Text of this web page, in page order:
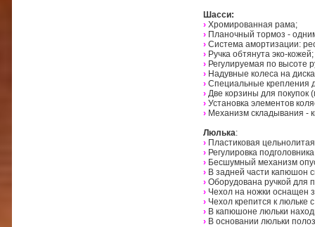
Шасси:
› Хромированная рама;
› Планочный тормоз -
› Система амортизации:
› Ручка обтянута эко-кожей;
› Регулируемая по высоте
› Надувные колеса на
› Специальные крепления
› Две корзины для покупок
› Установка элементов
› Механизм складывания -
Люлька:
› Пластиковая
› Регулировка
› Бесшумный механизм
› В задней части капюшон
› Оборудована ручкой для
› Чехол на ножки оснащен
› Чехол крепится к люльке
› В капюшоне люльки
› В основании люльки